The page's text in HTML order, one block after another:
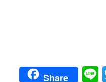
Share